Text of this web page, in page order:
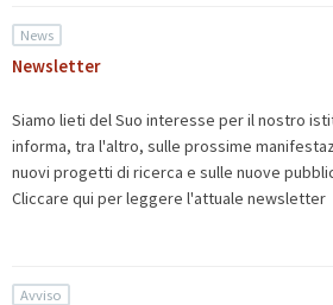
News
Newsletter
Siamo lieti del Suo interesse per il nostro
informa, tra l'altro, sulle prossime
nuovi progetti di ricerca e sulle nuove
Cliccare qui per leggere l'attuale newsletter
Avviso